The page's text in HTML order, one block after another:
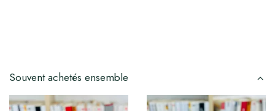
Souvent achetés ensemble